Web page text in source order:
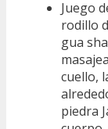
Juego
rodillo
gua
cuello,
piedra